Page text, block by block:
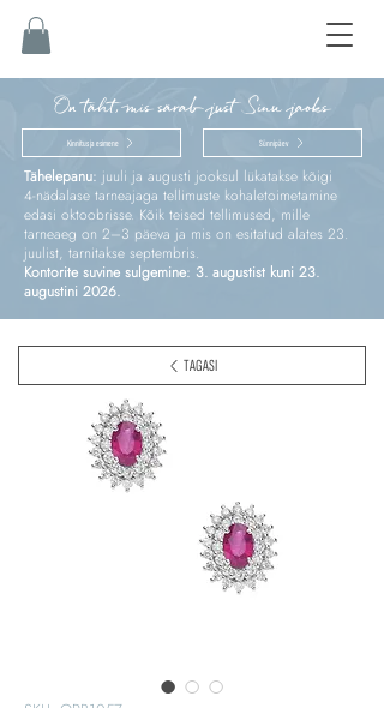
On täht, mis särab just Sinu jaoks
Kinnitus ja esimene Sünnipäev
Tähelepanu: juuli ja augusti jooksul lükatakse kõigi
4‑nädalase tarneajaga tellimuste kohaletoimetamine
edasi oktoobrisse. Kõik teised tellimused, mille
tarneaeg on 2–3 päeva ja mis on esitatud alates 23.
juulist, tarnitakse septembris.
Kontorite suvine sulgemine: 3. augustist kuni 23.
augustini 2026.
TAGASI